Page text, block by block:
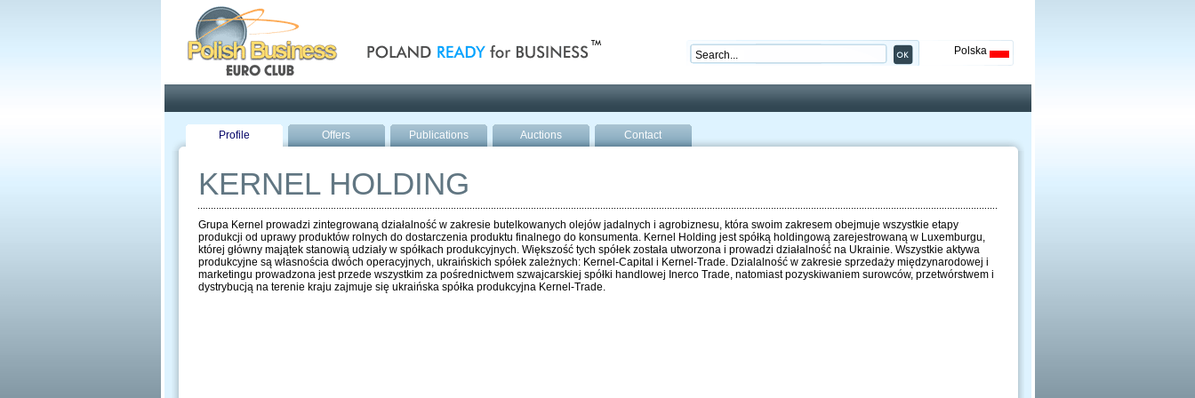
Polska
Profile Offers Publications Auctions Contact
KERNEL HOLDING
Grupa Kernel prowadzi zintegrowaną działalność w zakresie butelkowanych olejów jadalnych i agrobiznesu, która swoim zakresem obejmuje wszystkie etapy
produkcji od uprawy produktów rolnych do dostarczenia produktu finalnego do konsumenta. Kernel Holding jest spółką holdingową zarejestrowaną w Luxemburgu,
której główny majątek stanowią udziały w spółkach produkcyjnych. Większość tych spółek została utworzona i prowadzi działalność na Ukrainie. Wszystkie aktywa
produkcyjne są własnościa dwóch operacyjnych, ukraińskich spółek zależnych: Kernel-Capital i Kernel-Trade. Dzialalność w zakresie sprzedaży międzynarodowej i
marketingu prowadzona jest przede wszystkim za pośrednictwem szwajcarskiej spółki handlowej Inerco Trade, natomiast pozyskiwaniem surowców, przetwórstwem i
dystrybucją na terenie kraju zajmuje się ukraińska spółka produkcyjna Kernel-Trade.